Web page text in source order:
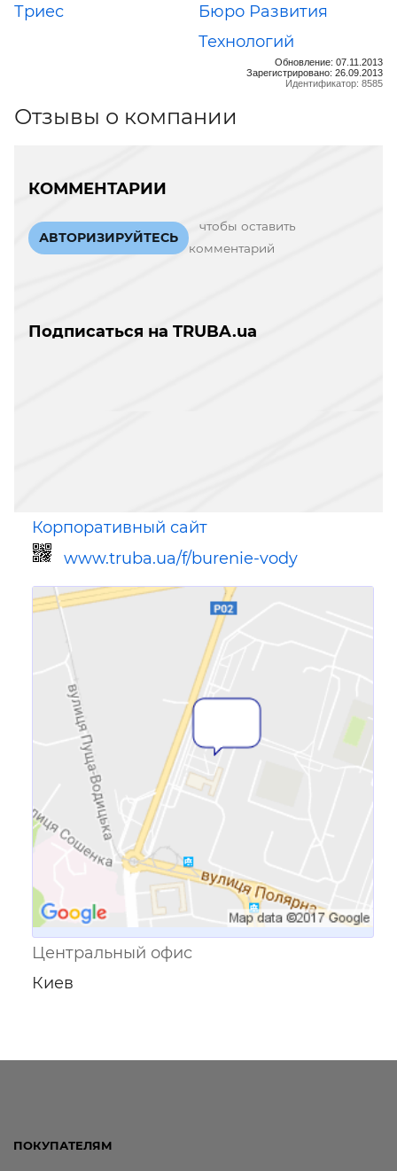
Триес
Бюро Развития
Технологий
Обновление: 07.11.2013
Зарегистрировано: 26.09.2013
Идентификатор: 8585
Отзывы о компании
КОММЕНТАРИИ
АВТОРИЗИРУЙТЕСЬ
чтобы оставить
комментарий
Подписаться на TRUBA.ua
Корпоративный сайт
www.truba.ua/f/burenie-vody
Ссылка для мобильных устройств
Центральный офис
Киев
ПОКУПАТЕЛЯМ